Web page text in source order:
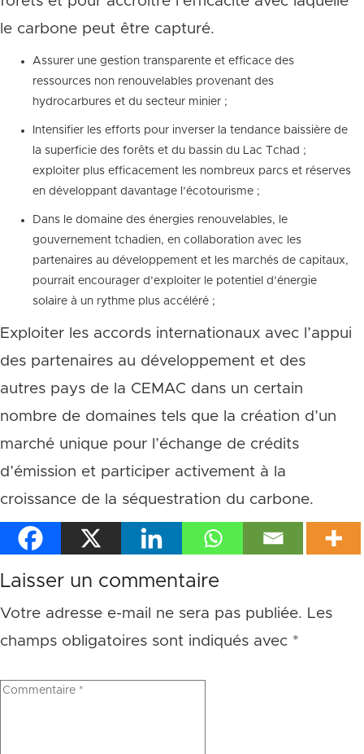
le carbone peut être capturé.
Assurer une gestion transparente et efficace des
ressources non renouvelables provenant des
hydrocarbures et du secteur minier ;
Intensifier les efforts pour inverser la tendance baissière de
la superficie des forêts et du bassin du Lac Tchad ;
exploiter plus efficacement les nombreux parcs et réserves
en développant davantage l’écotourisme ;
Dans le domaine des énergies renouvelables, le
gouvernement tchadien, en collaboration avec les
partenaires au développement et les marchés de capitaux,
pourrait encourager d’exploiter le potentiel d’énergie
solaire à un rythme plus accéléré ;
Exploiter les accords internationaux avec l’appui
des partenaires au développement et des
autres pays de la CEMAC dans un certain
nombre de domaines tels que la création d’un
marché unique pour l’échange de crédits
d’émission et participer activement à la
croissance de la séquestration du carbone.
Laisser un commentaire
Votre adresse e-mail ne sera pas publiée. Les
champs obligatoires sont indiqués avec *